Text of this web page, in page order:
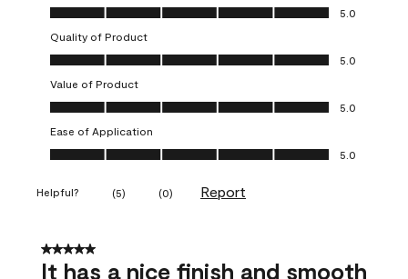
Overall Appearance, 5.0 out of 5
5.0
Quality of Product
Quality of Product, 5.0 out of 5
5.0
Value of Product
Value of Product, 5.0 out of 5
5.0
Ease of Application
Ease of Application, 5.0 out of 5
5.0
Helpful? (5) (0) Report
5 out of 5 stars.
It has a nice finish and smooth